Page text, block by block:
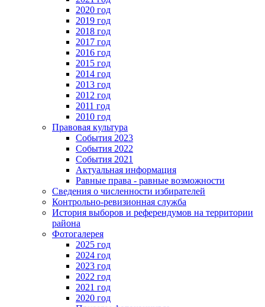
2020 год
2019 год
2018 год
2017 год
2016 год
2015 год
2014 год
2013 год
2012 год
2011 год
2010 год
Правовая культура
События 2023
События 2022
События 2021
Актуальная информация
Равные права - равные возможности
Сведения о численности избирателей
Контрольно-ревизионная служба
История выборов и референдумов на территории
района
Фотогалерея
2025 год
2024 год
2023 год
2022 год
2021 год
2020 год